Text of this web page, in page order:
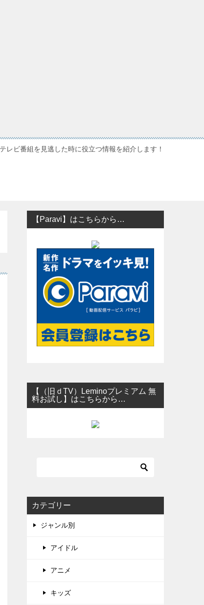
レビ番組を見逃した時に役立つ情報を紹介します！
【Paravi】はこちらから…
【（旧ｄTV）Leminoプレミアム 無
料お試し】はこちらから…
カテゴリー
ジャンル別
アイドル
アニメ
キッズ